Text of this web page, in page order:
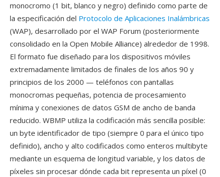
monocromo (1 bit, blanco y negro) definido como parte de
la especificación del Protocolo de Aplicaciones Inalámbricas
(WAP), desarrollado por el WAP Forum (posteriormente
consolidado en la Open Mobile Alliance) alrededor de 1998.
El formato fue diseñado para los dispositivos móviles
extremadamente limitados de finales de los años 90 y
principios de los 2000 — teléfonos con pantallas
monocromas pequeñas, potencia de procesamiento
mínima y conexiones de datos GSM de ancho de banda
reducido. WBMP utiliza la codificación más sencilla posible:
un byte identificador de tipo (siempre 0 para el único tipo
definido), ancho y alto codificados como enteros multibyte
mediante un esquema de longitud variable, y los datos de
píxeles sin procesar dónde cada bit representa un píxel (0